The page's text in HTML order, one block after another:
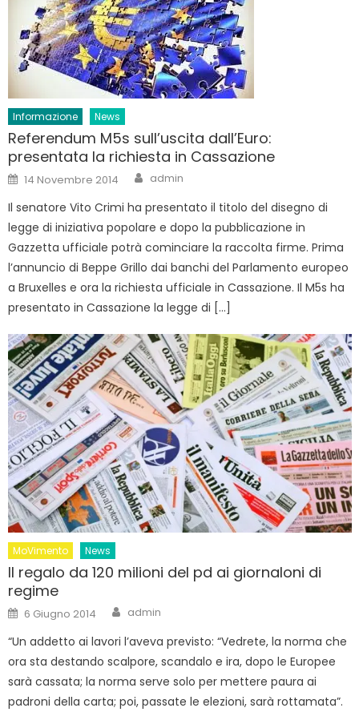
Informazione News
Referendum M5s sull’uscita dall’Euro:
presentata la richiesta in Cassazione
Posted
on
14 Novembre 2014 Author
admin
Il senatore Vito Crimi ha presentato il titolo del disegno di
legge di iniziativa popolare e dopo la pubblicazione in
Gazzetta ufficiale potrà cominciare la raccolta firme. Prima
l’annuncio di Beppe Grillo dai banchi del Parlamento europeo
a Bruxelles e ora la richiesta ufficiale in Cassazione. Il M5s ha
presentato in Cassazione la legge di […]
MoVimento News
Il regalo da 120 milioni del pd ai giornaloni di
regime
Posted
on
6 Giugno 2014 Author
admin
“Un addetto ai lavori l’aveva previsto: “Vedrete, la norma che
ora sta destando scalpore, scandalo e ira, dopo le Europee
sarà cassata; la norma serve solo per mettere paura ai
padroni della carta; poi, passate le elezioni, sarà rottamata”.